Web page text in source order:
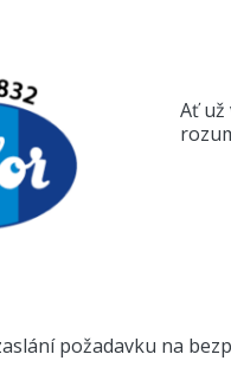
Ať už
požadavku na